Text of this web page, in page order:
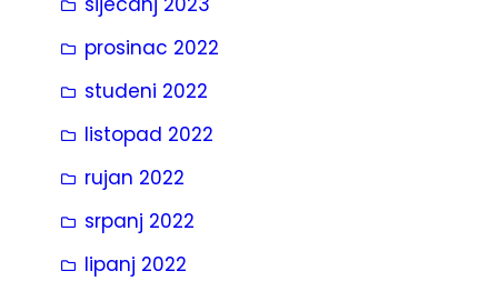
prosinac 2022
studeni 2022
listopad 2022
rujan 2022
srpanj 2022
lipanj 2022